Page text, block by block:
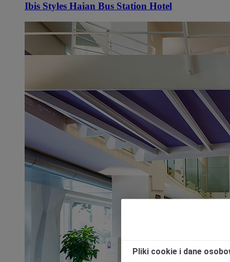
Ibis Styles Haian Bus Station Hotel
Pliki cookie i dane